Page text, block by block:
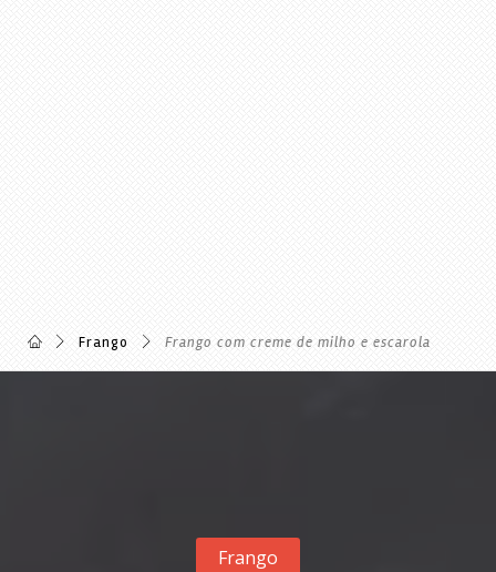
Frango Frango com creme de milho e escarola
Frango